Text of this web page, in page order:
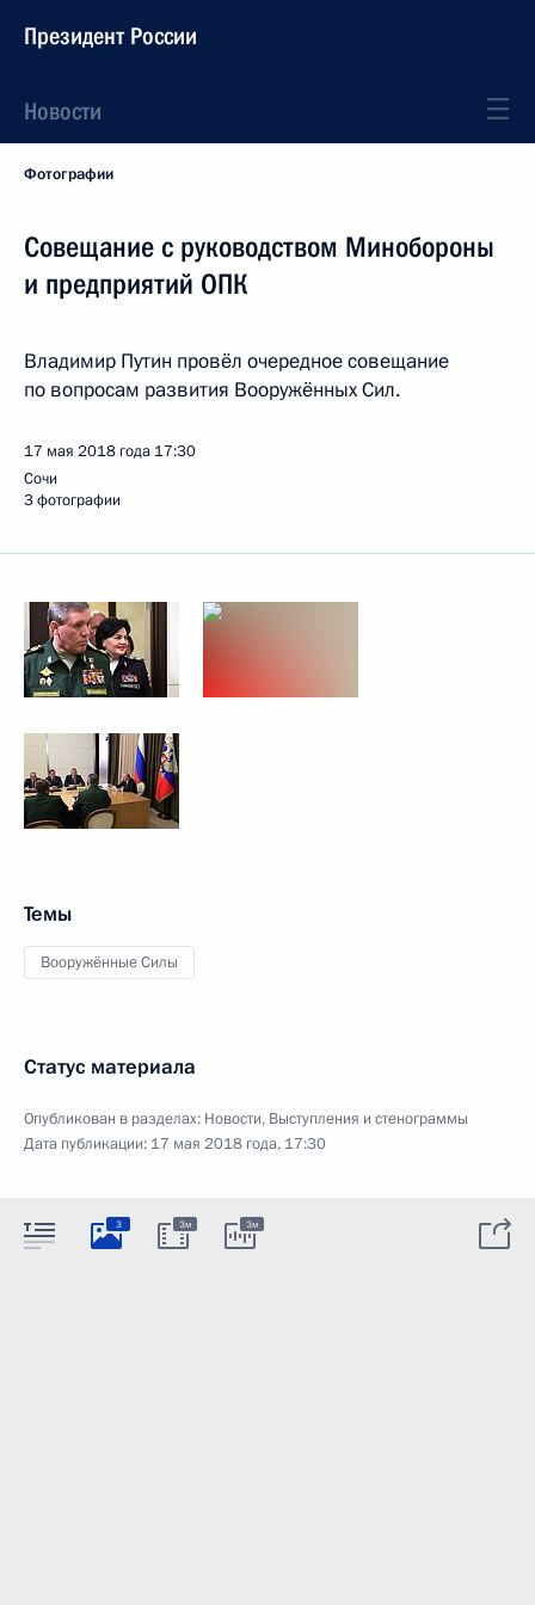
Президент России
Новости
Фотографии
Совещание с руководством Минобороны
и предприятий ОПК
Владимир Путин провёл очередное совещание
по вопросам развития Вооружённых Сил.
17 мая 2018 года 17:30
Сочи
3 фотографии
Темы
Вооружённые Силы
Статус материала
Опубликован в разделах: Новости, Выступления и стенограммы
Дата публикации: 17 мая 2018 года, 17:30
3 3м 3м